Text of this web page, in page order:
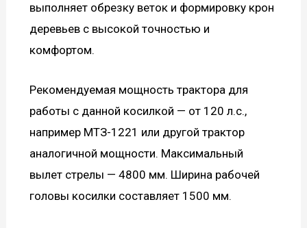
выполняет обрезку веток и формировку крон
деревьев с высокой точностью и
комфортом.
Рекомендуемая мощность трактора для
работы с данной косилкой — от 120 л.с.,
например МТЗ-1221 или другой трактор
аналогичной мощности. Максимальный
вылет стрелы — 4800 мм. Ширина рабочей
головы косилки составляет 1500 мм.